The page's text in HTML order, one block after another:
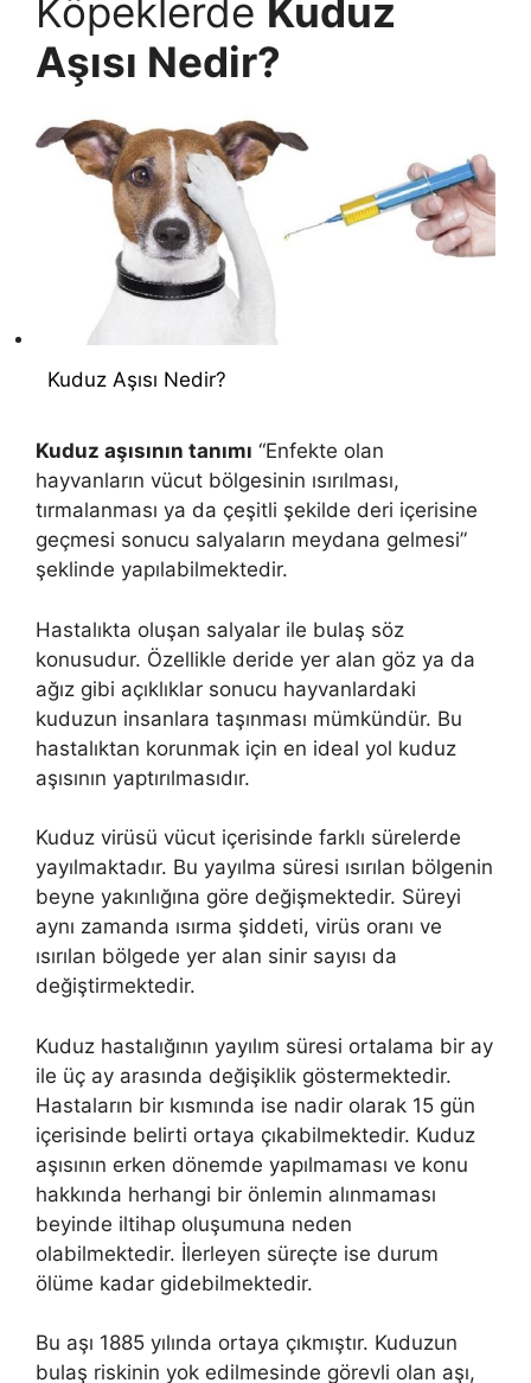
Köpeklerde Kuduz
Aşısı Nedir?
Kuduz Aşısı Nedir?
Kuduz aşısının tanımı “Enfekte olan
hayvanların vücut bölgesinin ısırılması,
tırmalanması ya da çeşitli şekilde deri içerisine
geçmesi sonucu salyaların meydana gelmesi”
şeklinde yapılabilmektedir.
Hastalıkta oluşan salyalar ile bulaş söz
konusudur. Özellikle deride yer alan göz ya da
ağız gibi açıklıklar sonucu hayvanlardaki
kuduzun insanlara taşınması mümkündür. Bu
hastalıktan korunmak için en ideal yol kuduz
aşısının yaptırılmasıdır.
Kuduz virüsü vücut içerisinde farklı sürelerde
yayılmaktadır. Bu yayılma süresi ısırılan bölgenin
beyne yakınlığına göre değişmektedir. Süreyi
aynı zamanda ısırma şiddeti, virüs oranı ve
ısırılan bölgede yer alan sinir sayısı da
değiştirmektedir.
Kuduz hastalığının yayılım süresi ortalama bir ay
ile üç ay arasında değişiklik göstermektedir.
Hastaların bir kısmında ise nadir olarak 15 gün
içerisinde belirti ortaya çıkabilmektedir. Kuduz
aşısının erken dönemde yapılmaması ve konu
hakkında herhangi bir önlemin alınmaması
beyinde iltihap oluşumuna neden
olabilmektedir. İlerleyen süreçte ise durum
ölüme kadar gidebilmektedir.
Bu aşı 1885 yılında ortaya çıkmıştır. Kuduzun
bulaş riskinin yok edilmesinde görevli olan aşı,